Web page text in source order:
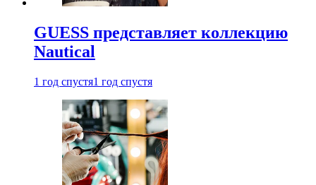
GUESS представляет коллекцию
Nautical
1 год спустя1 год спустя